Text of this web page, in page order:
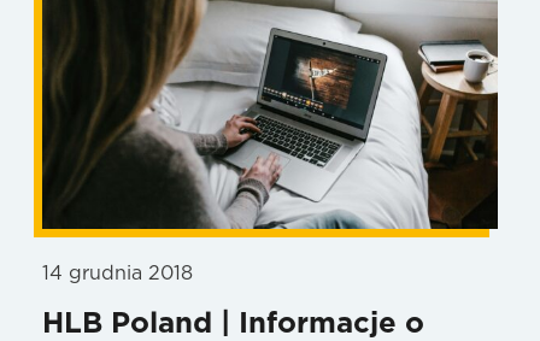
14 grudnia 2018
HLB Poland | Informacje o